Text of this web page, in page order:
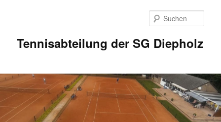
Tennisabteilung der SG Diepholz